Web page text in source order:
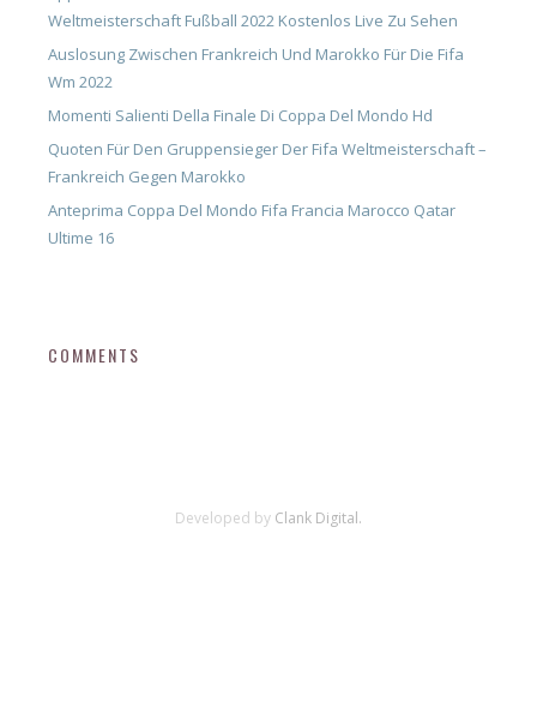
Weltmeisterschaft Fußball 2022 Kostenlos Live Zu Sehen
Auslosung Zwischen Frankreich Und Marokko Für Die Fifa
Wm 2022
Momenti Salienti Della Finale Di Coppa Del Mondo Hd
Quoten Für Den Gruppensieger Der Fifa Weltmeisterschaft –
Frankreich Gegen Marokko
Anteprima Coppa Del Mondo Fifa Francia Marocco Qatar
Ultime 16
COMMENTS
Developed by Clank Digital.